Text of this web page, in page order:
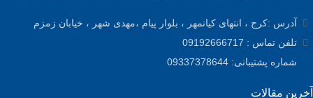
آدرس :کرج ، انتهای کیانمهر ، بلوار پیام ،مهدی شهر ، خیابان زمزم
تلفن تماس : 09192666717
شماره پشتیبانی: 09337378644
آخرین مقالات